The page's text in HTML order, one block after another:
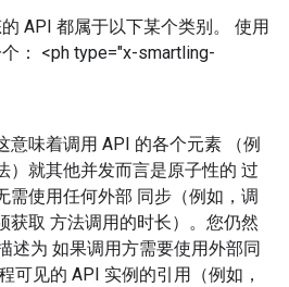
API 都属于以下某个类别。 使用
： <ph type="x-smartling-
意味着调用 API 的各个元素 （例
）就其他并发而言是原子性的 过
需使用任何外部 同步（例如，调
获取 方法调用的时长）。您仍然
述为 如果调用方需要使用外部同
可见的 API 实例的引用（例如，